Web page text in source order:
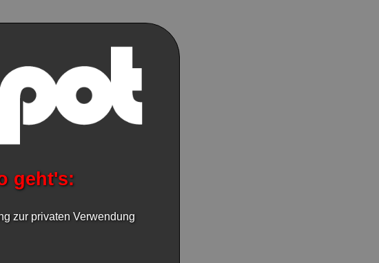
geht's:
zur privaten Verwendung